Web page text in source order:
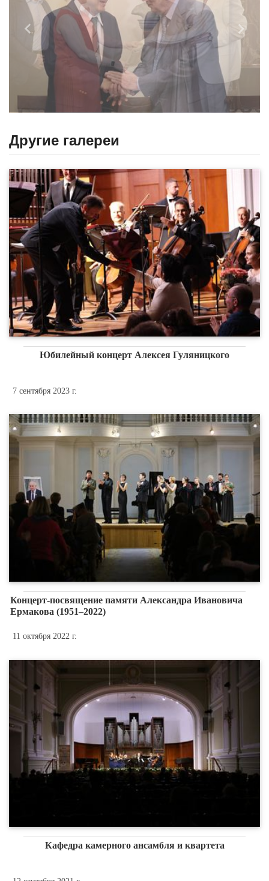
Назад
Другие галереи
Юбилейный концерт Алексея Гуляницкого
7 сентября 2023 г.
Концерт-посвящение памяти Александра Ивановича
Ермакова (1951–2022)
11 октября 2022 г.
Кафедра камерного ансамбля и квартета